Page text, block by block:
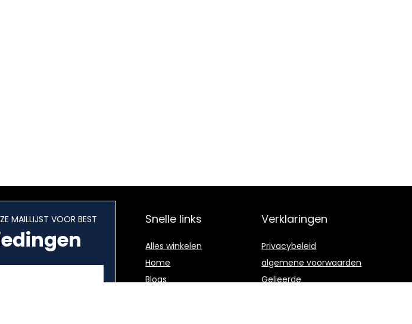
MAILLIJST VOOR BEST Snelle links
Alles winkelen
Home
Blogs
Verklaringen
Privacybeleid
algemene voorwaarden
Gelieerde